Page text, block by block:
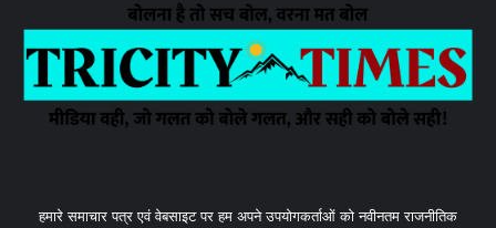
हमारे समाचार पत्र एवं वेबसाइट पर हम अपने उपयोगकर्ताओं को नवीनतम राजनीतिक